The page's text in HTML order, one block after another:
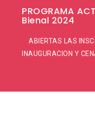
PROGRAMA
Bienal 2024
ABIERTAS LAS
INAUGURACION Y